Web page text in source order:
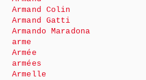
Armand Colin
Armand Gatti
Armando Maradona
arme
Armée
armées
Armelle